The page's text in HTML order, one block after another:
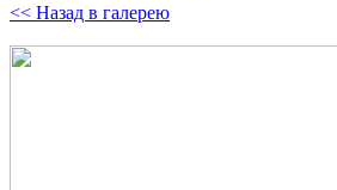
<< Назад в галерею